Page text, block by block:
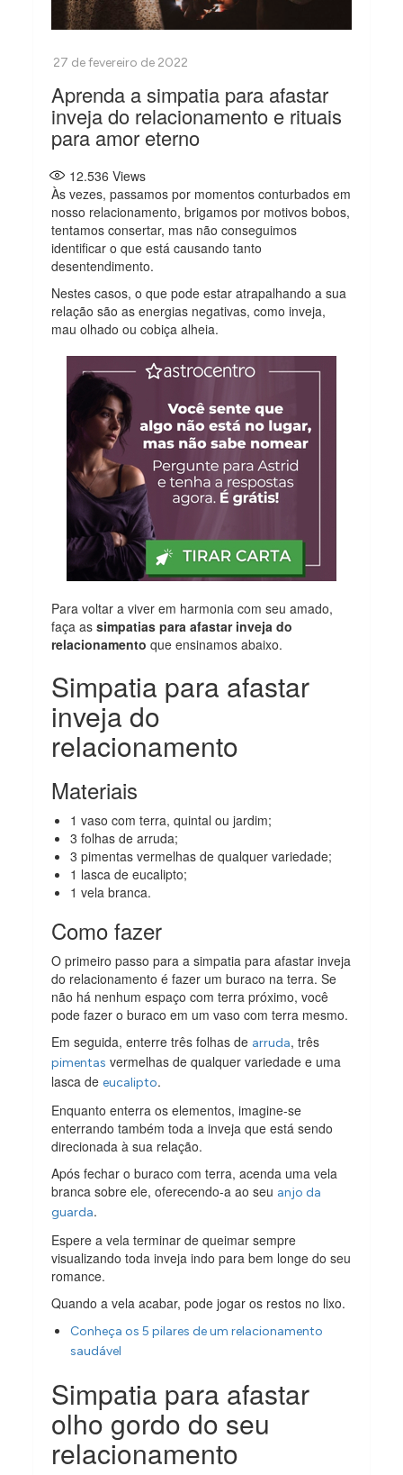
Aprenda a simpatia para afastar
inveja do relacionamento e rituais
para amor eterno
12.536 Views
Às vezes, passamos por momentos conturbados em
nosso relacionamento, brigamos por motivos bobos,
tentamos consertar, mas não conseguimos
identificar o que está causando tanto
desentendimento.
Nestes casos, o que pode estar atrapalhando a sua
relação são as energias negativas, como inveja,
mau olhado ou cobiça alheia.
Para voltar a viver em harmonia com seu amado,
faça assimpatias para afastar inveja do
relacionamento que ensinamos abaixo.
Simpatia para afastar
inveja do
relacionamento
Materiais
1 vaso com terra, quintal ou jardim;
3 folhas de arruda;
3 pimentas vermelhas de qualquer variedade;
1 lasca de eucalipto;
1 vela branca.
Como fazer
O primeiro passo para a simpatia para afastar inveja
do relacionamento é fazer um buraco na terra. Se
não há nenhum espaço com terra próximo, você
pode fazer o buraco em um vaso com terra mesmo.
Em seguida, enterre três folhas de arruda, três
pimentas vermelhas de qualquer variedade e uma
lasca deeucalipto.
Enquanto enterra os elementos, imagine-se
enterrando também toda a inveja que está sendo
direcionada à sua relação.
Após fechar o buraco com terra, acenda uma vela
branca sobre ele, oferecendo-a ao seu anjo da
guarda.
Espere a vela terminar de queimar sempre
visualizando toda inveja indo para bem longe do seu
romance.
Quando a vela acabar, pode jogar os restos no lixo.
Conheça os 5 pilares de um relacionamento
saudável
Simpatia para afastar
olho gordo do seu
relacionamento